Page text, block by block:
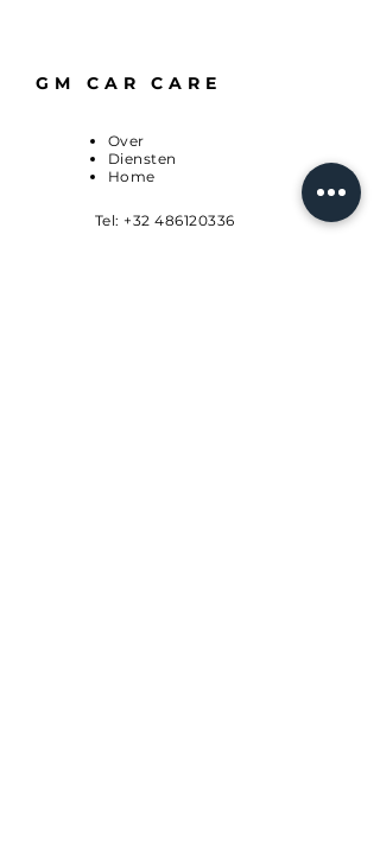
GM CAR CARE
Over
Diensten
Home
Tel: +32 486120336